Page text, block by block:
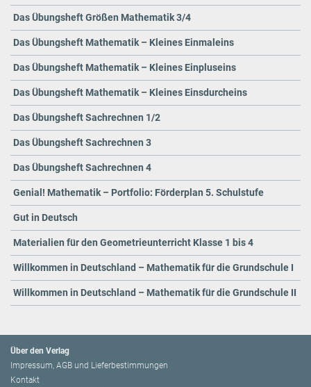
Das Übungsheft Größen Mathematik 3/4
Das Übungsheft Mathematik – Kleines Einmaleins
Das Übungsheft Mathematik – Kleines Einpluseins
Das Übungsheft Mathematik – Kleines Einsdurcheins
Das Übungsheft Sachrechnen 1/2
Das Übungsheft Sachrechnen 3
Das Übungsheft Sachrechnen 4
Genial! Mathematik – Portfolio: Förderplan 5. Schulstufe
Gut in Deutsch
Materialien für den Geometrieunterricht Klasse 1 bis 4
Willkommen in Deutschland – Mathematik für die Grundschule I
Willkommen in Deutschland – Mathematik für die Grundschule II
Über den Verlag
Impressum, AGB und Lieferbestimmungen
Kontakt